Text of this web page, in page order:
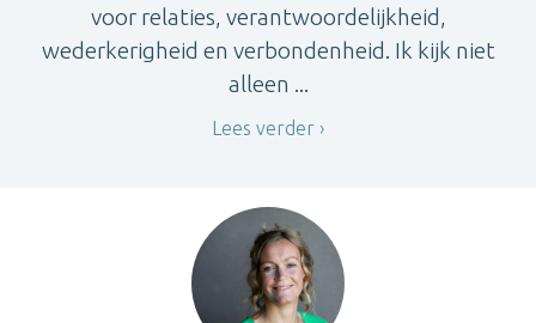
voor relaties, verantwoordelijkheid,
wederkerigheid en verbondenheid. Ik kijk niet
alleen ...
Lees verder